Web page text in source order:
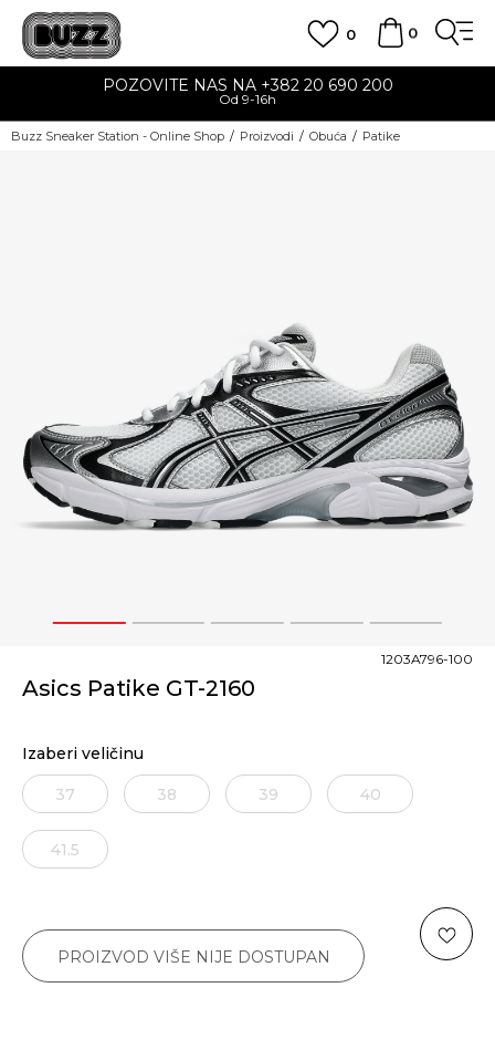
0
0
POZOVITE NAS NA +382 20 690 200
Od 9-16h
Buzz Sneaker Station - Online Shop Proizvodi Obuća Patike
1 2 3 4 5
Asics Patike GT-2160
1203A796-100
Izaberi veličinu
37 38 39 40
41.5
PROIZVOD VIŠE NIJE DOSTUPAN